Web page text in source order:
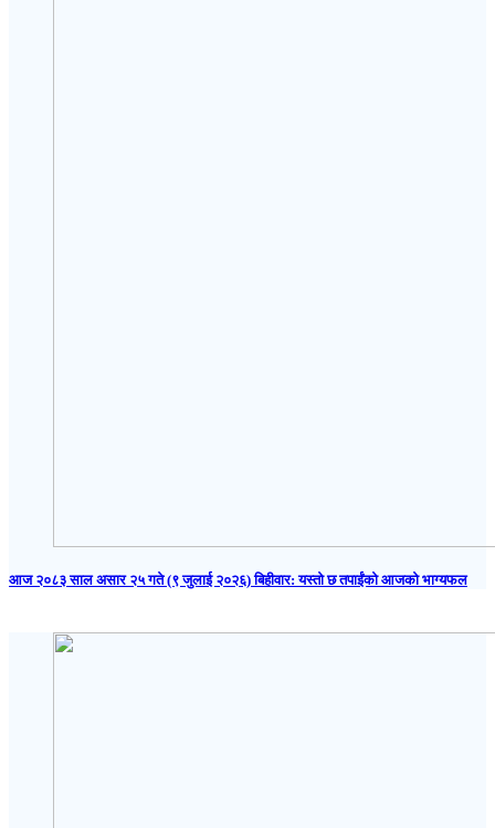
आज २०८३ साल असार २५ गते (९ जुलाई २०२६) बिहीवार: यस्तो छ तपाईंको आजको भाग्यफल